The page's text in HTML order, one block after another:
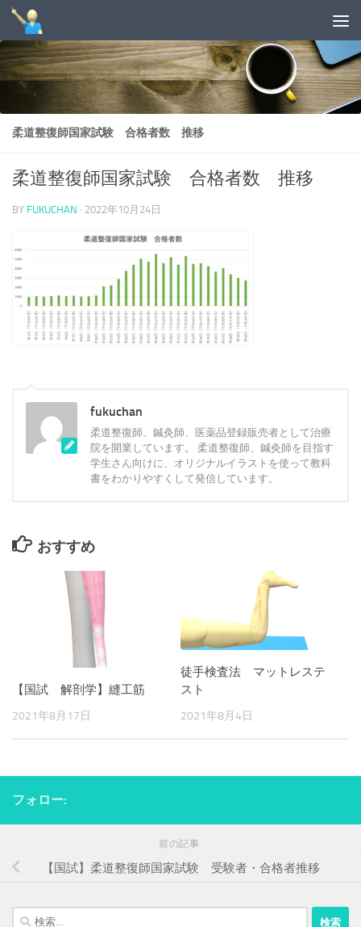
コンテンツへスキップ
柔道整復師国家試験 合格者数 推移
柔道整復師国家試験 合格者数 推移
BY FUKUCHAN · 2022年10月24日
fukuchan
柔道整復師、鍼灸師、医薬品登録販売者として治療
院を開業しています。 柔道整復師、鍼灸師を目指す
学生さん向けに、オリジナルイラストを使って教科
書をわかりやすくして発信しています。
おすすめ
【国試 解剖学】縫工筋
2021年8月17日
徒手検査法 マットレステ
スト
2021年8月4日
フォロー:
前の記事
【国試】柔道整復師国家試験 受験者・合格者推移
検